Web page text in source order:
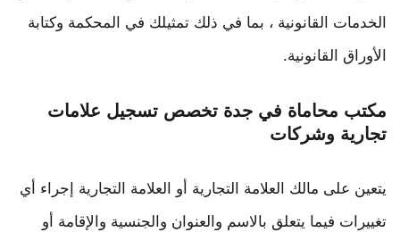
الخدمات القانونية ، بما في ذلك تمثيلك في المحكمة وكتابة
الأوراق القانونية.
مكتب محاماة في جدة تخصص تسجيل علامات
تجارية وشركات
يتعين على مالك العلامة التجارية أو العلامة التجارية إجراء أي
تغييرات فيما يتعلق بالاسم والعنوان والجنسية والإقامة أو